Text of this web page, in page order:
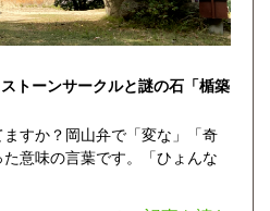
トーンサークルと謎の石「楯築
ますか？岡山弁で「変な」「奇
意味の言葉です。「ひょんな